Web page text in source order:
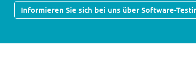
Informieren Sie sich bei uns über Software-